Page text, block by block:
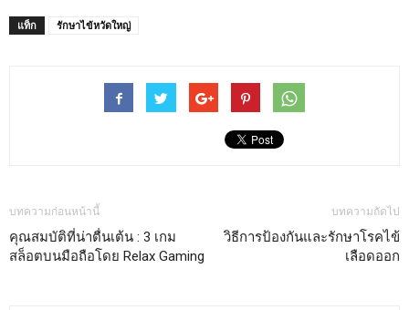
แท็ก รักษาไข้หวัดใหญ่
บทความก่อนหน้านี้
คุณสมบัติที่น่าตื่นเต้น : 3 เกม
สล็อตบนมือถือโดย Relax Gaming
บทความถัดไป
วิธีการป้องกันและรักษาโรคไข้
เลือดออก